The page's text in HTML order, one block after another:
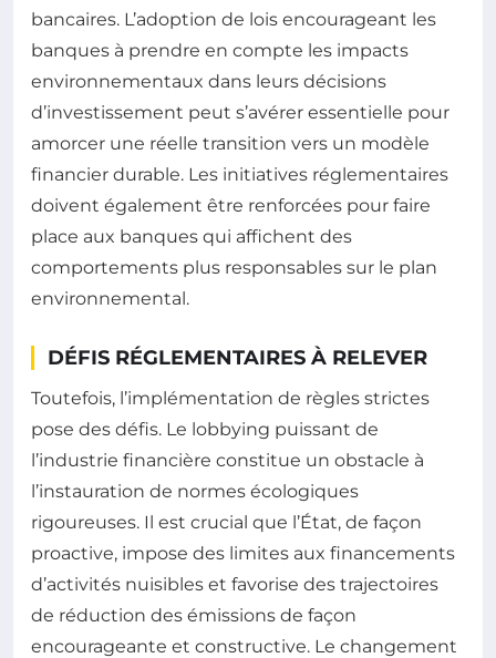
bancaires. L’adoption de lois encourageant les
banques à prendre en compte les impacts
environnementaux dans leurs décisions
d’investissement peut s’avérer essentielle pour
amorcer une réelle transition vers un modèle
financier durable. Les initiatives réglementaires
doivent également être renforcées pour faire
place aux banques qui affichent des
comportements plus responsables sur le plan
environnemental.
DÉFIS RÉGLEMENTAIRES À RELEVER
Toutefois, l’implémentation de règles strictes
pose des défis. Le lobbying puissant de
l’industrie financière constitue un obstacle à
l’instauration de normes écologiques
rigoureuses. Il est crucial que l’État, de façon
proactive, impose des limites aux financements
d’activités nuisibles et favorise des trajectoires
de réduction des émissions de façon
encourageante et constructive. Le changement